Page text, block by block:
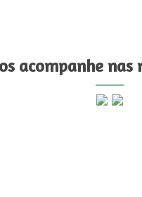
acompanhe nas